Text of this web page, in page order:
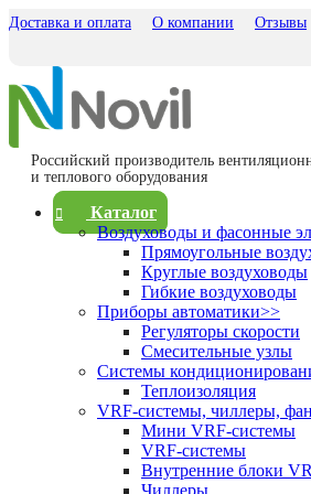
Доставка и оплата О компании Отзывы
Российский производитель
и теплового оборудования
Каталог
Воздуховоды и фасонные
Прямоугольные
Круглые воздуховоды
Гибкие воздуховоды
Приборы автоматики>>
Регуляторы скорости
Смесительные узлы
Системы
Теплоизоляция
VRF-системы, чиллеры,
Мини VRF-системы
VRF-системы
Внутренние блоки
Чиллеры